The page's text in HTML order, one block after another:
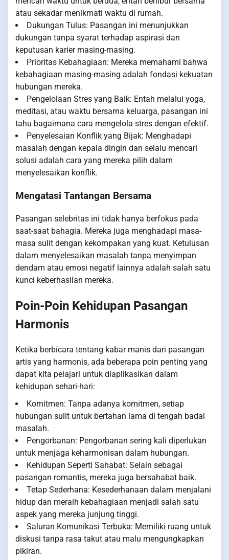
atau sekadar menikmati waktu di rumah.
Dukungan Tulus: Pasangan ini menunjukkan
dukungan tanpa syarat terhadap aspirasi dan
keputusan karier masing-masing.
Prioritas Kebahagiaan: Mereka memahami bahwa
kebahagiaan masing-masing adalah fondasi kekuatan
hubungan mereka.
Pengelolaan Stres yang Baik: Entah melalui yoga,
meditasi, atau waktu bersama keluarga, pasangan ini
tahu bagaimana cara mengelola stres dengan efektif.
Penyelesaian Konflik yang Bijak: Menghadapi
masalah dengan kepala dingin dan selalu mencari
solusi adalah cara yang mereka pilih dalam
menyelesaikan konflik.
Mengatasi Tantangan Bersama
Pasangan selebritas ini tidak hanya berfokus pada
saat-saat bahagia. Mereka juga menghadapi masa-
masa sulit dengan kekompakan yang kuat. Ketulusan
dalam menyelesaikan masalah tanpa menyimpan
dendam atau emosi negatif lainnya adalah salah satu
kunci keberhasilan mereka.
Poin-Poin Kehidupan Pasangan
Harmonis
Ketika berbicara tentang kabar manis dari pasangan
artis yang harmonis, ada beberapa poin penting yang
dapat kita pelajari untuk diaplikasikan dalam
kehidupan sehari-hari:
Komitmen: Tanpa adanya komitmen, setiap
hubungan sulit untuk bertahan lama di tengah badai
masalah.
Pengorbanan: Pengorbanan sering kali diperlukan
untuk menjaga keharmonisan dalam hubungan.
Kehidupan Seperti Sahabat: Selain sebagai
pasangan romantis, mereka juga bersahabat baik.
Tetap Sederhana: Kesederhanaan dalam menjalani
hidup dan meraih kebahagiaan menjadi salah satu
aspek yang mereka junjung tinggi.
Saluran Komunikasi Terbuka: Memiliki ruang untuk
diskusi tanpa rasa takut atau malu mengungkapkan
pikiran.